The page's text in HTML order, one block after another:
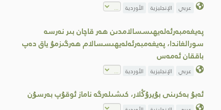
عربي الإنجليزية الأوردية
پەيغەمبەرئەلەيھىسسالامدىن ھەر قاچان بىر نەرسە
سورالغاندا، پەيغەمبەرئەلەيھىسسالام ھەرگىزمۇ ياق دەپ
باققان ئەمەس
عربي الإنجليزية الأوردية
ئەبۇ بەكرىنى بۇيرۇڭلار، كىشىلەرگە ناماز ئوقۇپ بەرسۇن